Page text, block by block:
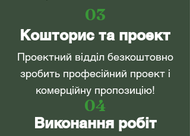
03
Кошторис та проект
Проектний відділ безкоштовно
зробить професійний проект і
комерційну пропозицію!
04
Виконання робіт